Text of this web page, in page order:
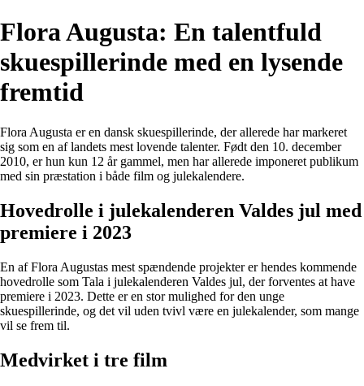
Flora Augusta: En talentfuld
skuespillerinde med en lysende
fremtid
Flora Augusta er en dansk skuespillerinde, der allerede har markeret
sig som en af landets mest lovende talenter. Født den 10. december
2010, er hun kun 12 år gammel, men har allerede imponeret publikum
med sin præstation i både film og julekalendere.
Hovedrolle i julekalenderen Valdes jul med
premiere i 2023
En af Flora Augustas mest spændende projekter er hendes kommende
hovedrolle som Tala i julekalenderen Valdes jul, der forventes at have
premiere i 2023. Dette er en stor mulighed for den unge
skuespillerinde, og det vil uden tvivl være en julekalender, som mange
vil se frem til.
Medvirket i tre film